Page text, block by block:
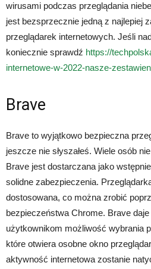
wirusami podczas przeglądania
jest bezsprzecznie jedną z najlepiej
przeglądarek internetowych. Jeśli
koniecznie sprawdź https://
internetowe-w-2022-nasze-
Brave
Brave to wyjątkowo bezpieczna
jeszcze nie słyszałeś. Wiele osób
Brave jest dostarczana jako
solidne zabezpieczenia.
dostosowana, co można zrobić
bezpieczeństwa Chrome. Brave
użytkownikom możliwość wybrania
które otwiera osobne okno
aktywność internetowa zostanie